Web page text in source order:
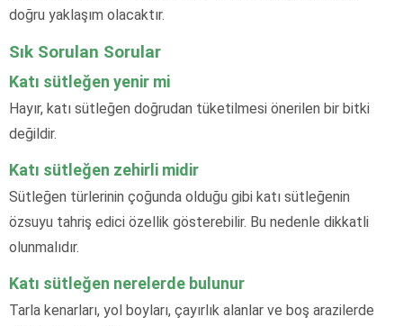
doğru yaklaşım olacaktır.
Sık Sorulan Sorular
Katı sütleğen yenir mi
Hayır, katı sütleğen doğrudan tüketilmesi önerilen bir bitki
değildir.
Katı sütleğen zehirli midir
Sütleğen türlerinin çoğunda olduğu gibi katı sütleğenin
özsuyu tahriş edici özellik gösterebilir. Bu nedenle dikkatli
olunmalıdır.
Katı sütleğen nerelerde bulunur
Tarla kenarları, yol boyları, çayırlık alanlar ve boş arazilerde